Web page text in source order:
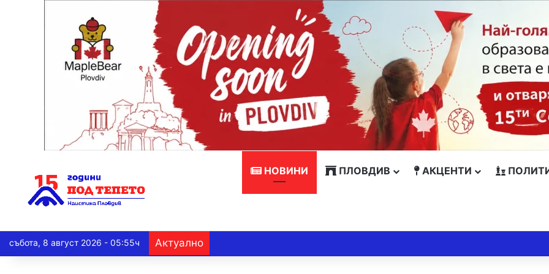
НОВИНИ ПЛОВДИВ АКЦЕНТИ
събота, 8 август 2026 - 05:55ч Актуално